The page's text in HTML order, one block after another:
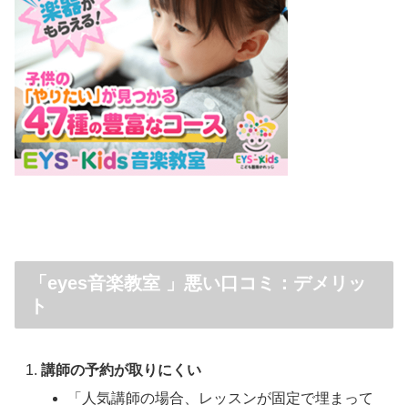
「eyes音楽教室 」悪い口コミ：デメリッ
ト
講師の予約が取りにくい
「人気講師の場合、レッスンが固定で埋まって